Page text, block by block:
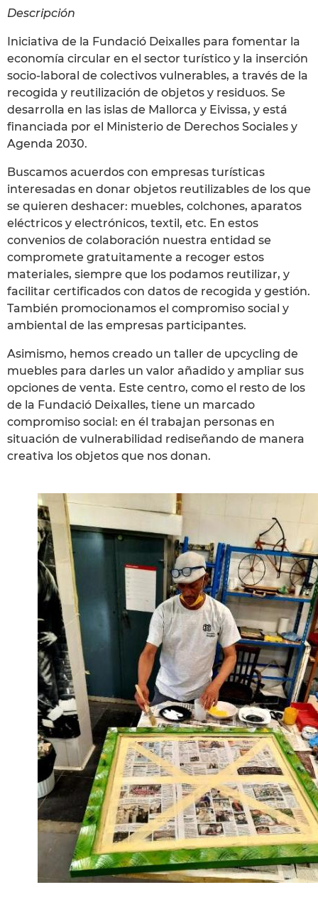
Descripción
Iniciativa de la Fundació Deixalles para fomentar la
economía circular en el sector turístico y la inserción
socio-laboral de colectivos vulnerables, a través de la
recogida y reutilización de objetos y residuos. Se
desarrolla en las islas de Mallorca y Eivissa, y está
financiada por el Ministerio de Derechos Sociales y
Agenda 2030.
Buscamos acuerdos con empresas turísticas
interesadas en donar objetos reutilizables de los que
se quieren deshacer: muebles, colchones, aparatos
eléctricos y electrónicos, textil, etc. En estos
convenios de colaboración nuestra entidad se
compromete gratuitamente a recoger estos
materiales, siempre que los podamos reutilizar, y
facilitar certificados con datos de recogida y gestión.
También promocionamos el compromiso social y
ambiental de las empresas participantes.
Asimismo, hemos creado un taller de upcycling de
muebles para darles un valor añadido y ampliar sus
opciones de venta. Este centro, como el resto de los
de la Fundació Deixalles, tiene un marcado
compromiso social: en él trabajan personas en
situación de vulnerabilidad rediseñando de manera
creativa los objetos que nos donan.